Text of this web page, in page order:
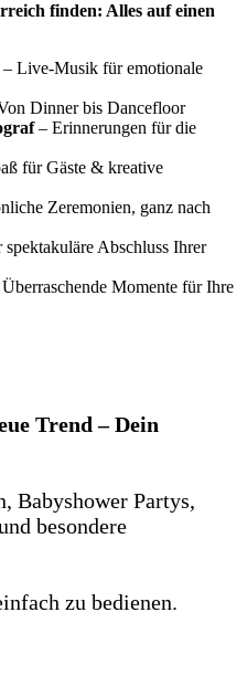
finden: Alles auf einen
– Live-Musik für emotionale
Dinner bis Dancefloor
– Erinnerungen für die
für Gäste & kreative
Zeremonien, ganz nach
spektakuläre Abschluss Ihrer
Momente für Ihre
Trend – Dein
Babyshower Partys,
besondere
zu bedienen.